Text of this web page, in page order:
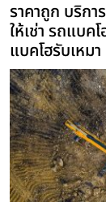
ราคาถูก บริกา
ให้เช่า รถแบค
แบคโฮรับเหมา